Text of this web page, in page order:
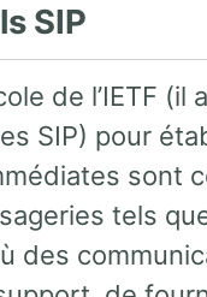
SIP
de l’IETF
SIP) pour
sont
tels
des